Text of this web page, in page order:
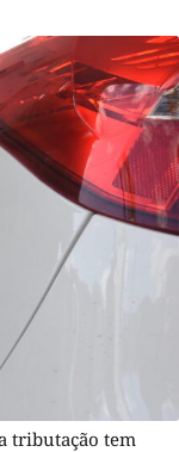
tributação tem